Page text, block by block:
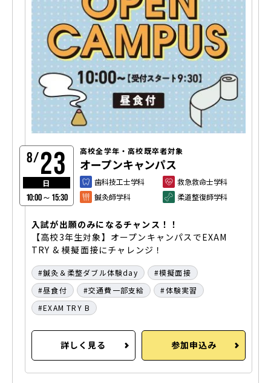
8/23
日
10:00～15:30
高校全学年・高校既卒者対象
オープンキャンパス
歯科技工士学科
救急救命士学科
鍼灸師学科
柔道整復師学科
入試が出願のみになるチャンス！！
【高校3年生対象】オープンキャンパスでEXAM
TRY & 模擬面接にチャレンジ！
鍼灸＆柔整ダブル体験day
模擬面接
昼食付
交通費一部支給
体験実習
EXAM TRY B
詳しく見る 参加申込み